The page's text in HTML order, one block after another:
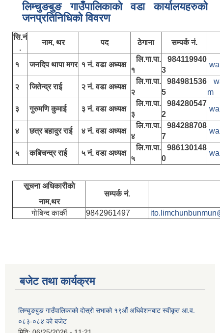
लिम्चुङबुङ गाउँपालिकाकाे वडा कार्यालयहरुकाे
जनप्रतिनिधिकाे विवरण
सि.नं
.
नाम, थर पद ठेगाना सम्पर्क नं.
१ जनदिप थापा मगर १ नं. वडा अध्यक्ष
लि.गा.पा.
१
984119940
3
२ जितेन्द्र राई २ नं. वडा अध्यक्ष
लि.गा.पा.
२
984981536
5
m
३
गुरुमणि कुमाई ३ नं. वडा अध्यक्ष
लि.गा.पा.
३
984280547
2
४ छत्र बहादुर राई ४ नं. वडा अध्यक्ष
लि.गा.पा.
४
984288708
7
५ कबिचन्द्र राई ५ नं. वडा अध्यक्ष
लि.गा.पा.
५
986130148
0
सूचना अधिकारीकाे
नाम,थर
सम्पर्क नं.
गोबिन्द कार्की 9842961497
बजेट तथा कार्यक्रम
लिम्चुङबुङ गाउँपालिकाको दोस्रो सभाको १९औं अधिवेशनबाट स्वीकृत आ.व.
०८३-०८४ को बजेट